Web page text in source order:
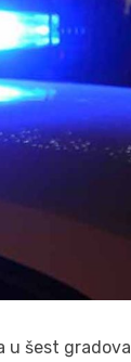
u šest gradova